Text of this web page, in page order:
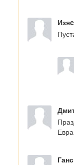
Ганс